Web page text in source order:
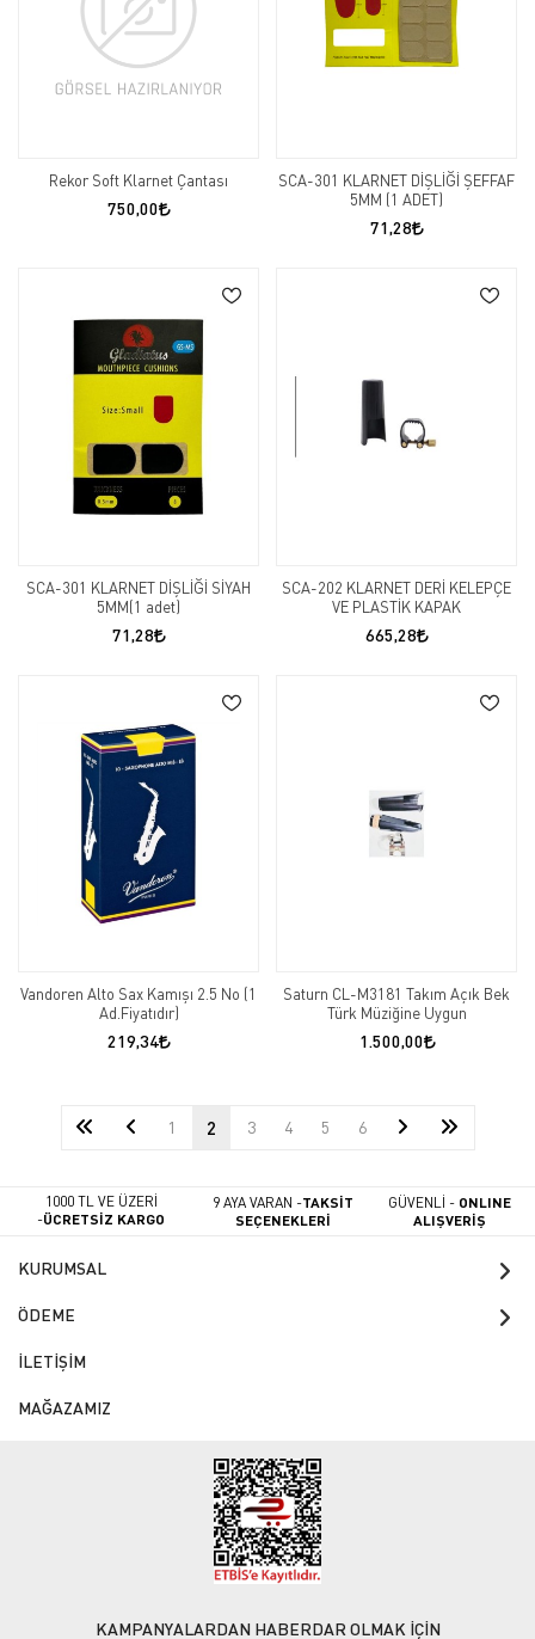
Rekor Soft Klarnet Çantası
750,00
SCA-301 KLARNET DİŞLİĞİ ŞEFFAF
5MM (1 ADET)
71,28
SCA-301 KLARNET DİŞLİĞİ SİYAH
5MM(1 adet)
71,28
SCA-202 KLARNET DERİ KELEPÇE
VE PLASTİK KAPAK
665,28
Vandoren Alto Sax Kamışı 2.5 No (1
Ad.Fiyatıdır)
219,34
Saturn CL-M3181 Takım Açık Bek
Türk Müziğine Uygun
1.500,00
1 2 3 4 5 6
1000 TL VE ÜZERİ
-ÜCRETSİZ KARGO
9 AYA VARAN -TAKSİT
SEÇENEKLERİ
GÜVENLİ - ONLINE
ALIŞVERİŞ
KURUMSAL
ÖDEME
İLETİŞİM
MAĞAZAMIZ
KAMPANYALARDAN HABERDAR OLMAK İÇİN